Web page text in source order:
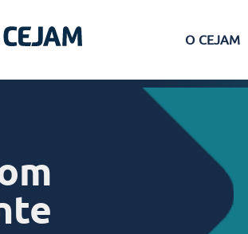
O CEJAM
Ferraz de Vasconcelos